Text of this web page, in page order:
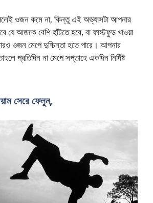
ওজন কমে না, কিন্তু এই অভ্যাসটা আপনার
যে আজকে বেশি হাঁটতে হবে, বা ফাস্টফুড খাওয়া
ওজন মেপে দুশ্চিন্তা হতে পারে। আপনার
প্রতিদিন না মেপে সপ্তাহে একদিন নির্দিষ্ট
সেরে ফেলুন,